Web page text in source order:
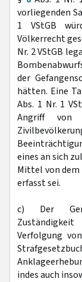
vorliegenden
1 VStGB
Völkerrecht
Nr. 2 VStGB
der
hätten. Eine
Abs. 1 Nr. 1
Angriff von
eines an sich
Mittel von
erfasst sei.
c) Der
Verfolgung
indes auch